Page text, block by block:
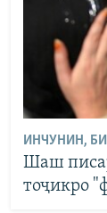
ИНЧУНИН,
Шаш
тоҷикро